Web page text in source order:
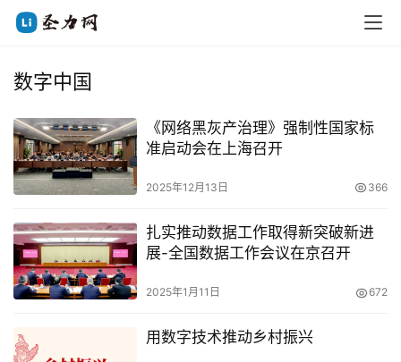
数字中国
《网络黑灰产治理》强制性国家标
准启动会在上海召开
2025年12月13日 366
扎实推动数据工作取得新突破新进
展-全国数据工作会议在京召开
2025年1月11日 672
用数字技术推动乡村振兴